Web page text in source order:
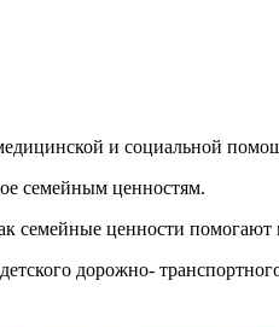
и социальной
семейным ценностям.
семейные ценности помогают
дорожно-